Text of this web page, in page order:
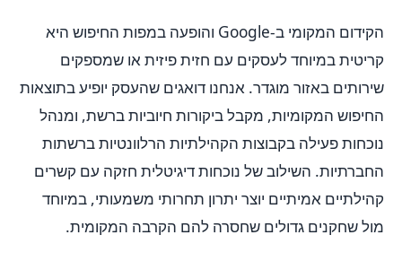
הקידום המקומי ב-Google והופעה במפות החיפוש היא
קריטית במיוחד לעסקים עם חזית פיזית או שמספקים
שירותים באזור מוגדר. אנחנו דואגים שהעסק יופיע בתוצאות
החיפוש המקומיות, מקבל ביקורות חיוביות ברשת, ומנהל
נוכחות פעילה בקבוצות הקהילתיות הרלוונטיות ברשתות
החברתיות. השילוב של נוכחות דיגיטלית חזקה עם קשרים
קהילתיים אמיתיים יוצר יתרון תחרותי משמעותי, במיוחד
מול שחקנים גדולים שחסרה להם הקרבה המקומית.